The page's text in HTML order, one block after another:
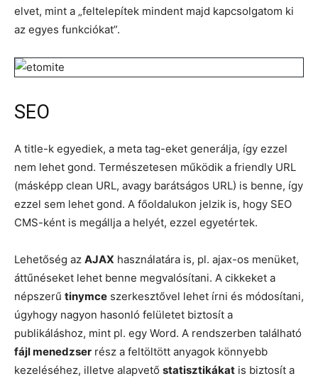
elvet, mint a „feltelepítek mindent majd kapcsolgatom ki
az egyes funkciókat”.
SEO
A title-k egyediek, a meta tag-eket generálja, így ezzel
nem lehet gond. Természetesen működik a friendly URL
(másképp clean URL, avagy barátságos URL) is benne, így
ezzel sem lehet gond. A főoldalukon jelzik is, hogy SEO
CMS-ként is megállja a helyét, ezzel egyetértek.
Lehetőség az AJAX használatára is, pl. ajax-os menüket,
áttűnéseket lehet benne megvalósítani. A cikkeket a
népszerű tinymce szerkesztővel lehet írni és módosítani,
úgyhogy nagyon hasonló felületet biztosít a
publikáláshoz, mint pl. egy Word. A rendszerben található
fájl menedzser rész a feltöltött anyagok könnyebb
kezeléséhez, illetve alapvető statisztikákat is biztosít a